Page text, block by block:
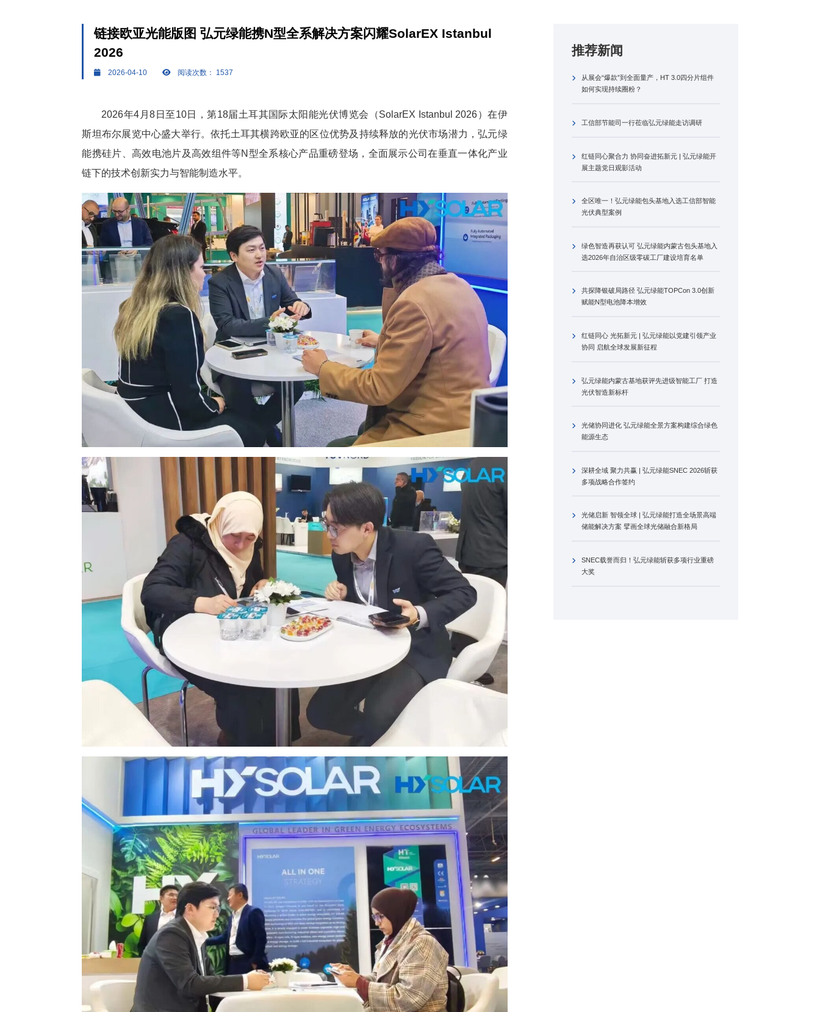
链接欧亚光能版图 弘元绿能携N型全系解决方案闪耀SolarEX Istanbul
2026
2026-04-10 阅读次数： 1537
2026年4月8日至10日，第18届土耳其国际太阳能光伏博览会（SolarEX Istanbul 2026）在伊
斯坦布尔展览中心盛大举行。依托土耳其横跨欧亚的区位优势及持续释放的光伏市场潜力，弘元绿
能携硅片、 高效电池片及高效组件等N型全系核心产品重磅登场，全面展示公司在垂直一体化产业
链下的技术创新实力与智能制造水平。
推荐新闻
从展会“爆款”到全面量产，HT 3.0四分片组件
如何实现持续圈粉？
工信部节能司一行莅临弘元绿能走访调研
红链同心聚合力 协同奋进拓新元 | 弘元绿能开
展主题党日观影活动
全区唯一！弘元绿能包头基地入选工信部智能
光伏典型案例
绿色智造再获认可 弘元绿能内蒙古包头基地入
选2026年自治区级零碳工厂建设培育名单
共探降银破局路径 弘元绿能TOPCon 3.0创新
赋能N型电池降本增效
红链同心 光拓新元 | 弘元绿能以党建引领产业
协同 启航全球发展新征程
弘元绿能内蒙古基地获评先进级智能工厂 打造
光伏智造新标杆
光储协同进化 弘元绿能全景方案构建综合绿色
能源生态
深耕全域 聚力共赢 | 弘元绿能SNEC 2026斩获
多项战略合作签约
光储启新 智领全球 | 弘元绿能打造全场景高端
储能解决方案 擘画全球光储融合新格局
SNEC载誉而归！弘元绿能斩获多项行业重磅
大奖